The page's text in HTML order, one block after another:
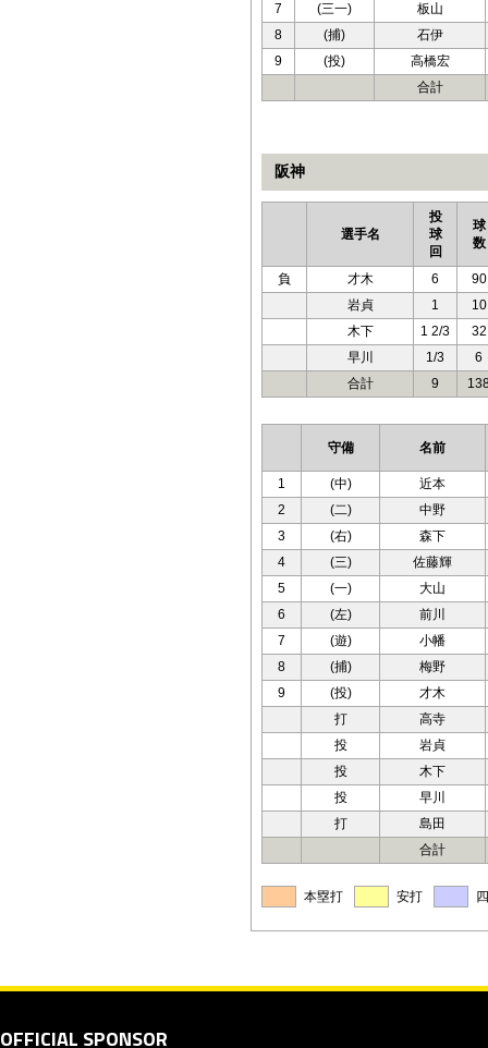
7
(三一)
板山
8
(捕)
石伊
9
(投)
高橋宏
合計
阪神
選手名
投
球
回
球
数
負 才木 6
90
岩貞
1
10
木下
1 2/3
32
早川
1/3
6
合計
9
守備 名前
1 (中)
近本
2
(二)
中野
3
(右)
森下
4
(三)
佐藤輝
5
(一)
大山
6
(左)
前川
7
(遊)
小幡
8
(捕)
梅野
9
(投)
才木
打
高寺
投
岩貞
投
木下
投
早川
打
島田
合計
本塁打 安打
OFFICIAL SPONSOR